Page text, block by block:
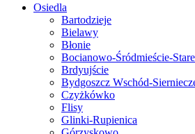
Osiedla
Bartodzieje
Bielawy
Błonie
Bocianowo-Śródmieście-
Brdyujście
Bydgoszcz Wschód-
Czyżkówko
Flisy
Glinki-Rupienica